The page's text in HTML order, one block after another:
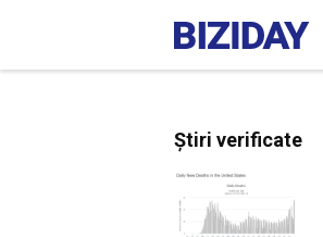
Știri verificate